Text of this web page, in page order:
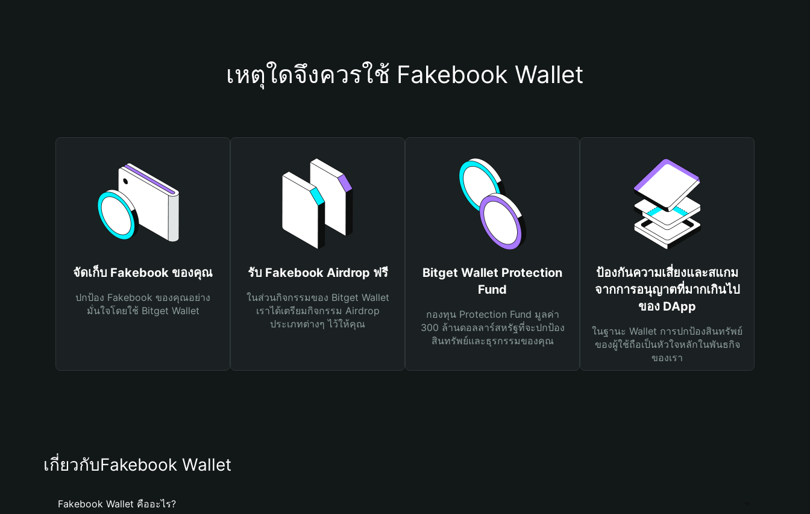
เหตุใดจึงควรใช้ Fakebook Wallet
จัดเก็บ Fakebook ของคุณ
ปกป้อง Fakebook ของคุณอย่าง
มั่นใจโดยใช้ Bitget Wallet
รับ Fakebook Airdrop ฟรี
ในส่วนกิจกรรมของ Bitget Wallet
เราได้เตรียมกิจกรรม Airdrop
ประเภทต่างๆ ไว้ให้คุณ
Bitget Wallet Protection
Fund
กองทุน Protection Fund มูลค่า
300 ล้านดอลลาร์สหรัฐที่จะปกป้อง
สินทรัพย์และธุรกรรมของคุณ
ป้องกันความเสี่ยงและสแกม
จากการอนุญาตที่มากเกินไป
ของ DApp
ในฐานะ Wallet การปกป้องสินทรัพย์
ของผู้ใช้ถือเป็นหัวใจหลักในพันธกิจ
ของเรา
เกี่ยวกับFakebook Wallet
Fakebook Wallet คืออะไร?